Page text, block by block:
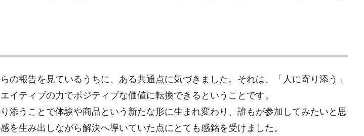
報告を見ているうちに、ある共通点に気づきました。それは、「人に寄り添う」
ティブの力でポジティブな価値に転換できるということです。
うことで体験や商品という新たな形に生まれ変わり、誰もが参加してみたいと思
生み出しながら解決へ導いていた点にとても感銘を受けました。